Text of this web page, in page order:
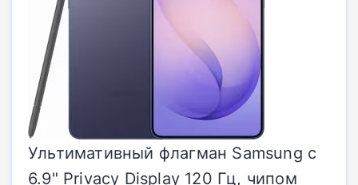
Ультимативный флагман Samsung с
6.9" Privacy Display 120 Гц, чипом